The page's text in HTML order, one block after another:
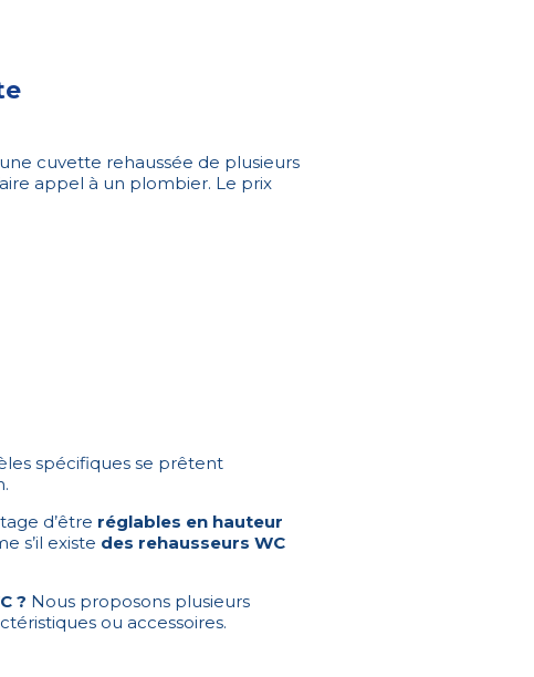
cuvette rehaussée de plusieurs
appel à un plombier. Le prix
spécifiques se prêtent
d’être réglables en hauteur
s’il existe des rehausseurs WC
? Nous proposons plusieurs
ou accessoires.